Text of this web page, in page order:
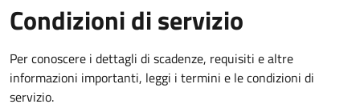
Condizioni di servizio
Per conoscere i dettagli di scadenze, requisiti e altre
informazioni importanti, leggi i termini e le condizioni di
servizio.